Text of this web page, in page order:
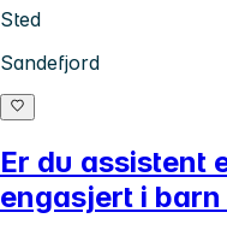
Sted
Sandefjord
Er du assistent
engasjert i